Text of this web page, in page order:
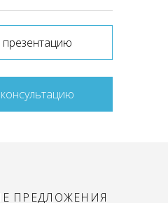
презентацию
ПРЕДЛОЖЕНИЯ